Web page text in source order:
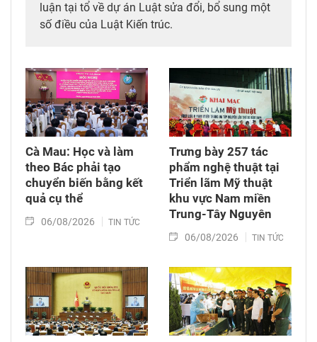
luận tại tổ về dự án Luật sửa đổi, bổ sung một
số điều của Luật Kiến trúc.
Cà Mau: Học và làm
theo Bác phải tạo
chuyển biến bằng kết
quả cụ thể
06/08/2026 TIN TỨC
Trưng bày 257 tác
phẩm nghệ thuật tại
Triển lãm Mỹ thuật
khu vực Nam miền
Trung-Tây Nguyên
06/08/2026 TIN TỨC